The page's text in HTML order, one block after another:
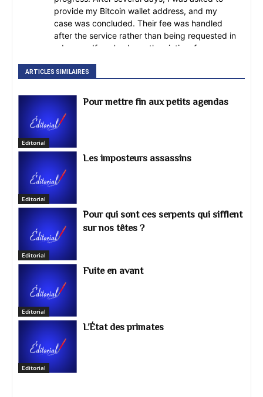
provide my Bitcoin wallet address, and my
case was concluded. Their fee was handled
after the service rather than being requested in
advance. If you've been the victim of a
own research, ask questions, and carefully
proceeding. Every case is different, so take the
time to verify information and understand the
process before making any decisions. For
crypto recovery service, recover stolen Bitcoin,
Bitcoin fraud help, blockchain investigation,
crypto wallet recovery, online investment
scam, digital asset recovery, and crypto scam
support. Contact Them on WhatsApp +1 (343)
947-3496 or
mightyhackarrecovery@techie.com or
support@mightyhackerrecovery.com or
https://mightyhackarrecovery.com Scam
recovery Online fraud help Scam alert Report
fraud Fraud investigation Fake website
checker Scam checker Identity theft
protection Consumer protection Chargeback
for scam Wire transfer scam Tech support
scam Employment scam Rental scam Shopping
scam Email scam WhatsApp scam Telegram
scam Facebook scam Instagram scam
ARTICLES SIMILAIRES
Editorial
Pour mettre fin aux petits agendas
Editorial
Les imposteurs assassins
Editorial
Pour qui sont ces serpents qui sifflent
sur nos têtes ?
Editorial
Fuite en avant
Editorial
L’État des primates